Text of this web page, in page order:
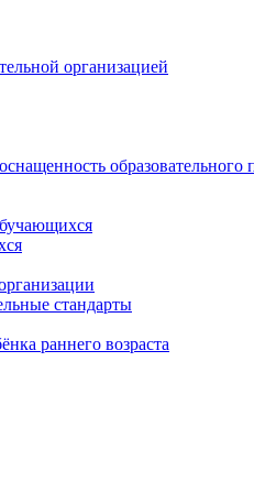
организацией
образовательного
стандарты
раннего возраста